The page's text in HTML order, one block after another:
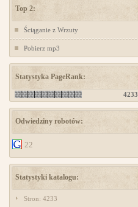
Top 2:
Ściąganie z Wrzuty
Pobierz mp3
Statystyka PageRank:
4233
Odwiedziny robotów:
22
Statystyki katalogu:
Stron: 4233